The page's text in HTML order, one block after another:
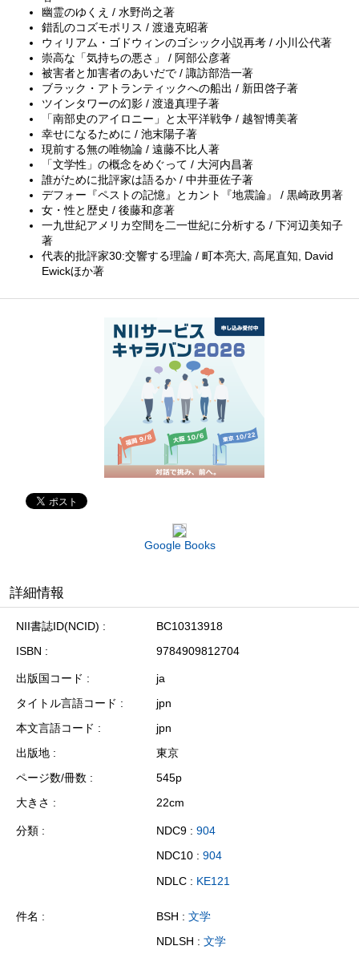
幽霊のゆくえ / 水野尚之著
錯乱のコズモポリス / 渡邉克昭著
ウィリアム・ゴドウィンのゴシック小説再考 / 小川公代著
崇高な「気持ちの悪さ」 / 阿部公彦著
被害者と加害者のあいだで / 諏訪部浩一著
ブラック・アトランティックへの船出 / 新田啓子著
ツインタワーの幻影 / 渡邉真理子著
「南部史のアイロニー」と太平洋戦争 / 越智博美著
幸せになるために / 池末陽子著
現前する無の唯物論 / 遠藤不比人著
「文学性」の概念をめぐって / 大河内昌著
誰がために批評家は語るか / 中井亜佐子著
デフォー『ペストの記憶』とカント『地震論』 / 黒崎政男著
女・性と歴史 / 後藤和彦著
一九世紀アメリカ空間を二一世紀に分析する / 下河辺美知子
著
代表的批評家30:交響する理論 / 町本亮大, 高尾直知, David
Ewickほか著
Google Books
詳細情報
NII書誌ID(NCID)
BC10313918
ISBN
9784909812704
出版国コード
ja
タイトル言語コード
jpn
本文言語コード
jpn
出版地
東京
ページ数/冊数
545p
大きさ
22cm
分類 NDC9 : 904
NDC10 : 904
NDLC : KE121
件名 BSH : 文学
NDLSH : 文学